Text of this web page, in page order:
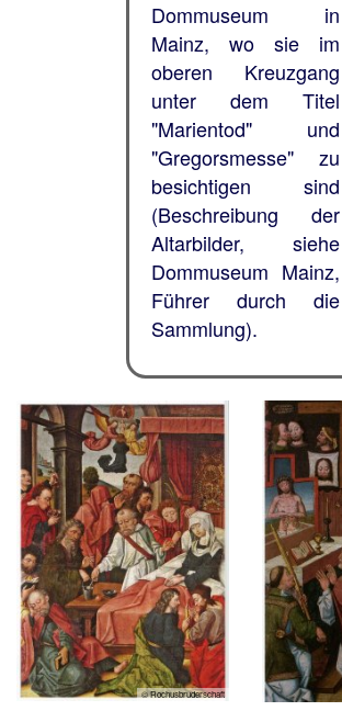
Dommuseum in
Mainz, wo sie im
oberen Kreuzgang
unter dem Titel
"Marientod" und
"Gregorsmesse" zu
besichtigen sind
(Beschreibung der
Altarbilder, siehe
Dommuseum Mainz,
Führer durch die
Sammlung).
© Rochusbruderschaft